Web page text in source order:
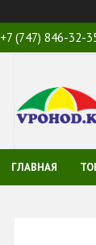
+7 (747) 846-32-
ГЛАВНАЯ